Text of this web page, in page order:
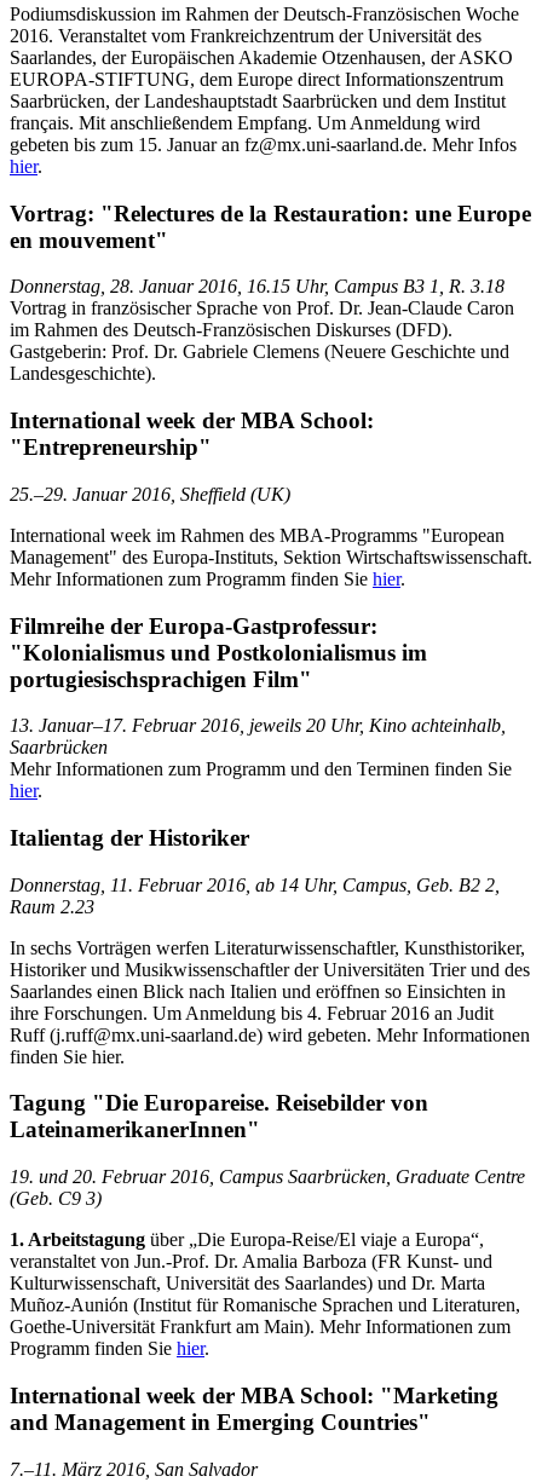
Podiumsdiskussion im Rahmen der Deutsch-Französischen Woche
2016. Veranstaltet vom Frankreichzentrum der Universität des
Saarlandes, der Europäischen Akademie Otzenhausen, der ASKO
EUROPA-STIFTUNG, dem Europe direct Informationszentrum
Saarbrücken, der Landeshauptstadt Saarbrücken und dem Institut
français. Mit anschließendem Empfang. Um Anmeldung wird
gebeten bis zum 15. Januar an fz@mx.uni-saarland.de. Mehr Infos
hier.
Vortrag: "Relectures de la Restauration: une Europe
en mouvement"
Donnerstag, 28. Januar 2016, 16.15 Uhr, Campus B3 1, R. 3.18
Vortrag in französischer Sprache von Prof. Dr. Jean-Claude Caron
im Rahmen des Deutsch-Französischen Diskurses (DFD).
Gastgeberin: Prof. Dr. Gabriele Clemens (Neuere Geschichte und
Landesgeschichte).
International week der MBA School:
"Entrepreneurship"
25.–29. Januar 2016, Sheffield (UK)
International week im Rahmen des MBA-Programms "European
Management" des Europa-Instituts, Sektion Wirtschaftswissenschaft.
Mehr Informationen zum Programm finden Sie hier.
Filmreihe der Europa-Gastprofessur:
"Kolonialismus und Postkolonialismus im
portugiesischsprachigen Film"
13. Januar–17. Februar 2016, jeweils 20 Uhr, Kino achteinhalb,
Saarbrücken
Mehr Informationen zum Programm und den Terminen finden Sie
hier.
Italientag der Historiker
Donnerstag, 11. Februar 2016, ab 14 Uhr, Campus, Geb. B2 2,
Raum 2.23
In sechs Vorträgen werfen Literaturwissenschaftler, Kunsthistoriker,
Historiker und Musikwissenschaftler der Universitäten Trier und des
Saarlandes einen Blick nach Italien und eröffnen so Einsichten in
ihre Forschungen. Um Anmeldung bis 4. Februar 2016 an Judit
Ruff (j.ruff@mx.uni-saarland.de) wird gebeten. Mehr Informationen
finden Sie hier.
Tagung "Die Europareise. Reisebilder von
LateinamerikanerInnen"
19. und 20. Februar 2016, Campus Saarbrücken, Graduate Centre
(Geb. C9 3)
1. Arbeitstagung über „Die Europa-Reise/El viaje a Europa“,
veranstaltet von Jun.-Prof. Dr. Amalia Barboza (FR Kunst- und
Kulturwissenschaft, Universität des Saarlandes) und Dr. Marta
Muñoz-Aunión (Institut für Romanische Sprachen und Literaturen,
Goethe-Universität Frankfurt am Main). Mehr Informationen zum
Programm finden Sie hier.
International week der MBA School: "Marketing
and Management in Emerging Countries"
7.–11. März 2016, San Salvador